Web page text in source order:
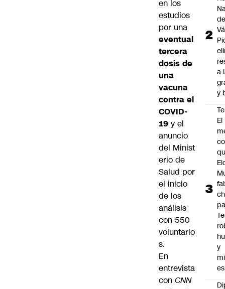
en los
estudios
por una
eventual
tercera
dosis de
una
vacuna
contra el
COVID-
19 y el
anuncio
del Minist
erio de
Salud por
el inicio
de los
análisis
con 550
voluntario
s.
En
entrevista
con CNN
de
a
y
El
y